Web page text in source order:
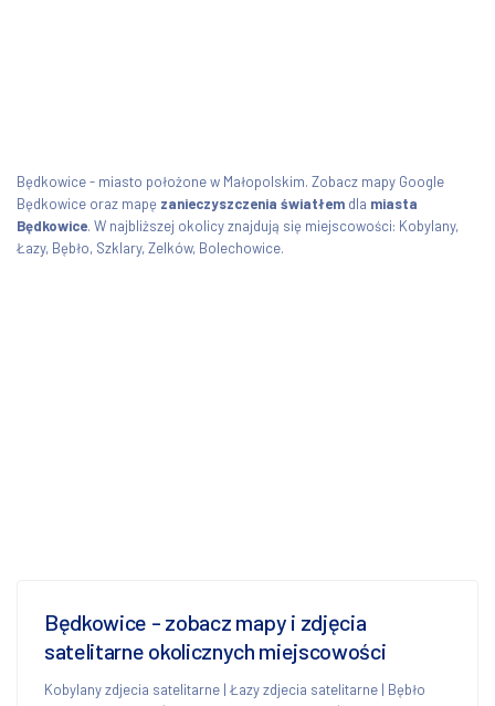
Będkowice - miasto położone w Małopolskim. Zobacz mapy Google
Będkowice oraz mapę zanieczyszczenia światłem dla miasta
Będkowice. W najbliższej okolicy znajdują się miejscowości: Kobylany,
Łazy, Bębło, Szklary, Zelków, Bolechowice.
Będkowice - zobacz mapy i zdjęcia
satelitarne okolicznych miejscowości
Kobylany zdjecia satelitarne | Łazy zdjecia satelitarne | Bębło